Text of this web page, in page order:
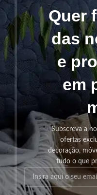
Quer
das
e
em
Subscreva a
ofertas
decoração,
tudo o que